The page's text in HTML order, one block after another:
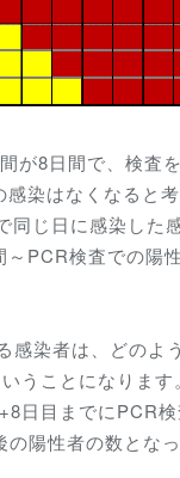
8日間で、検査
染はなくなると
じ日に感染した
PCR検査での陽
染者は、どのよ
うことになりま
日目までにPCR
陽性者の数とな